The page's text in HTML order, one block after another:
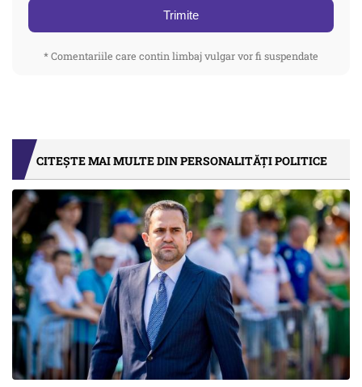
Trimite
* Comentariile care contin limbaj vulgar vor fi suspendate
CITEȘTE MAI MULTE DIN PERSONALITĂȚI POLITICE